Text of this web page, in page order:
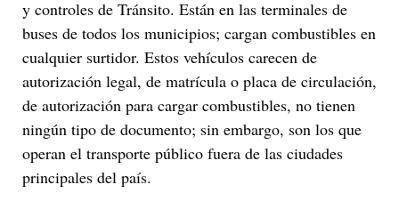
y controles de Tránsito. Están en las terminales de
buses de todos los municipios; cargan combustibles en
cualquier surtidor. Estos vehículos carecen de
autorización legal, de matrícula o placa de circulación,
de autorización para cargar combustibles, no tienen
ningún tipo de documento; sin embargo, son los que
operan el transporte público fuera de las ciudades
principales del país.